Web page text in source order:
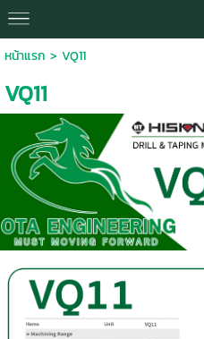
หน้าแรก > VQ11
VQ11